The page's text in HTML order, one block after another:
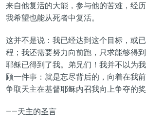
来自他复活的大能，参与他的苦难，经
我希望也能从死者中复活。
这并不是说：我已经达到这个目标，或
程；我还需要努力向前跑，只求能够得
耶稣已得到了我。弟兄们！我并不以为
顾一件事：就是忘尽背后的，向着在我
争取天主在基督耶稣内召我向上争夺的奖
——天主的圣言